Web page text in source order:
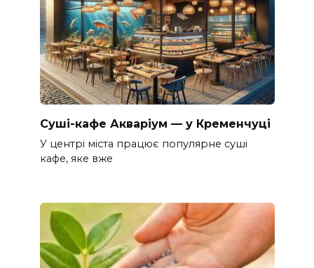
Суші-кафе Акваріум — у Кременчуці
У центрі міста працює популярне суші
кафе, яке вже